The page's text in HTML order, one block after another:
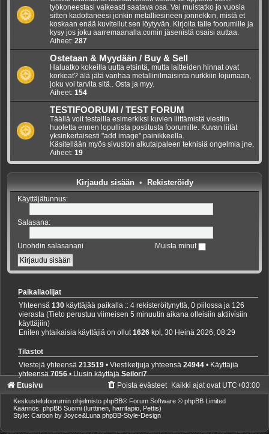
työkoneestasi vaikeasti saatava osa. Vai muistatko jo vuosia
sitten kadottaneesi jonkin metalliesineen jonnekkin, mistä et
koskaan enää kuvitellut sen löytyvän. Kirjoita tälle foorumille ja
kysy jos joku aarremaanalla.comin jäsenistä osaisi auttaa.
Aiheet: 287
Ostetaan & Myydään / Buy & Sell
Haluatko kokeilla uutta etsintä, mutta laitteiden hinnat ovat
korkeat? älä jätä vanhaa metallinilmaisinta nurkkiin lojumaan,
joku voi tarvita sitä.. Osta ja myy.
Aiheet: 154
TESTIFOORUMI / TEST FORUM
Täällä voit testailla esimerkiksi kuvien liittämistä viestiin
huoletta ennen lopullista postitusta foorumille. Kuvan liität
yksinkertaisesti "add image" painikkeella.
Käsitellään myös sivuston alkutaipaleen teknisiä ongelmia jne.
Aiheet: 19
Kirjaudu sisään• Rekisteröidy
Käyttäjätunnus:
Salasana:
Unohdin salasanani Muista minut
Paikallaolijat
Yhteensä130 käyttäjää paikalla :: 4 rekisteröitynyttä, 0 piilossa ja 126
vierasta (Tieto perustuu viimeisen 5 minuutin aikana olleisiin aktiivisiin
käyttäjiin)
Eniten yhtaikaisia käyttäjiä on ollut1626 kpl, 30 Heinä 2026, 08:29
Tilastot
Viestejä yhteensä213519 • Viestiketjuja yhteensä24944 • Käyttäjiä
yhteensä7056• Uusin käyttäjäSeilori7
Etusivu
Kaikki ajat ovat UTC+03:00
Poista evästeet
Keskustelufoorumin ohjelmisto phpBB® Forum Software © phpBB Limited
Käännös: phpBB Suomi (lurttinen, harritapio, Pettis)
Style: Carbon by Joyce&Luna phpBB-Style-Design